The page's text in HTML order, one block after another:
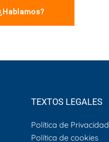
TEXTOS LEGALES
Política de Privacidad
Política de cookies